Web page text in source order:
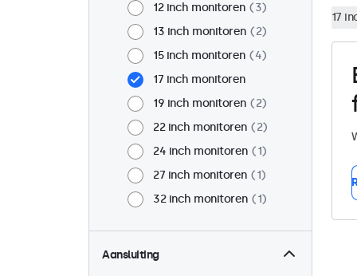
12 inch monitoren
3
13 inch monitoren
2
15 inch monitoren
4
17 inch monitoren
19 inch monitoren
2
22 inch monitoren
2
24 inch monitoren
1
27 inch monitoren
1
32 inch monitoren
1
Aansluiting
17